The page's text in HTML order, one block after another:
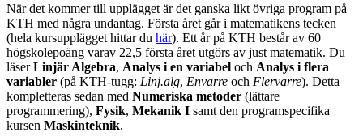
När det kommer till upplägget är det ganska likt övriga program på
KTH med några undantag. Första året går i matematikens tecken
(hela kursupplägget hittar du här). Ett år på KTH består av 60
högskolepoäng varav 22,5 första året utgörs av just matematik. Du
läserLinjär Algebra, Analys i en variabel och Analys i flera
variabler (på KTH-tugg: Linj.alg, Envarre och Flervarre). Detta
kompletteras sedan med Numeriska metoder (lättare
programmering), Fysik, Mekanik I samt den programspecifika
kursen Maskinteknik.